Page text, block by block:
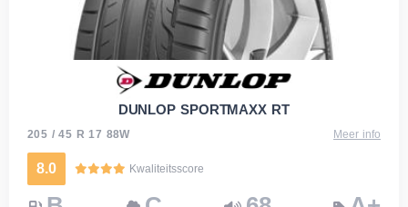
DUNLOP SPORTMAXX RT
205 / 45 R 17 88W Meer info
8.0 Kwaliteitsscore